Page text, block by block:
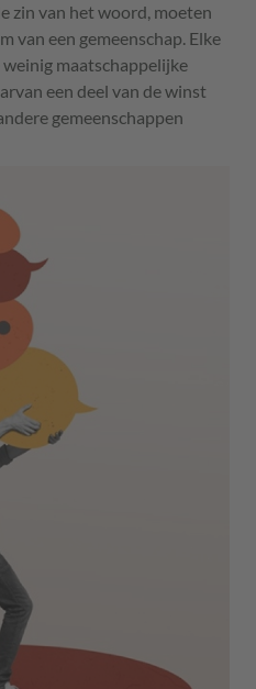
zin van het woord, moeten
van een gemeenschap. Elke
maatschappelijke
een deel van de winst
gemeenschappen